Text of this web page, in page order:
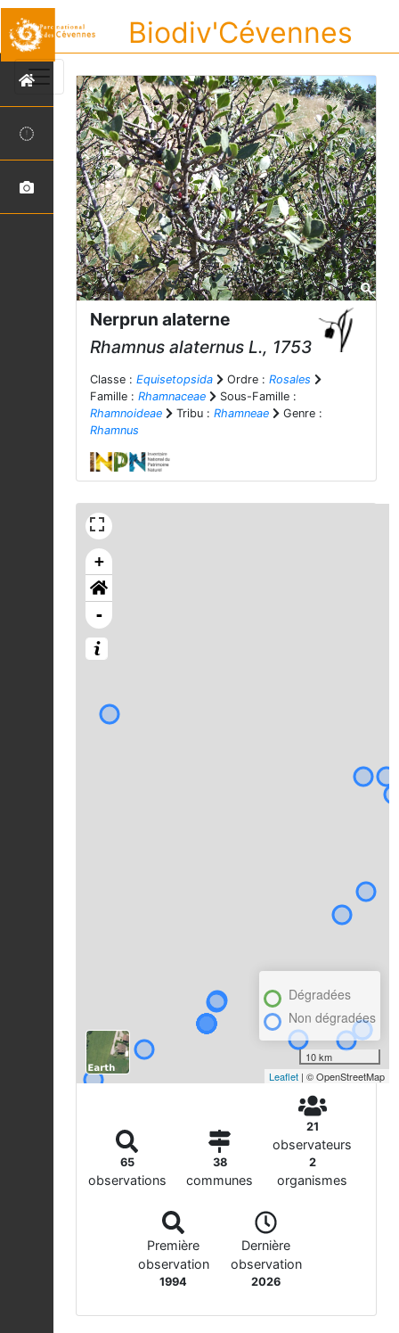
Biodiv'Cévennes
Nerprun alaterne
Rhamnus alaternus L., 1753
Classe : Equisetopsida Ordre : Rosales
Famille : Rhamnaceae
Sous-Famille :
Rhamnoideae
Tribu : Rhamneae
Genre :
Rhamnus
+
-
Dégradées
Non dégradées
10 km
Leaflet | © OpenStreetMap
65
observations
38
communes
21
observateurs
2
organismes
Première
observation
1994
Dernière
observation
2026